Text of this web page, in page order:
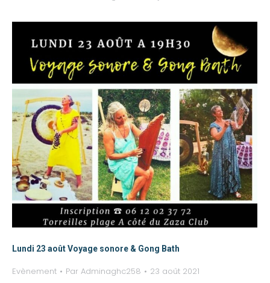
Lundi 23 août Voyage sonore & Gong Bath
Evènement Par Adminaghc258 23 août 2021